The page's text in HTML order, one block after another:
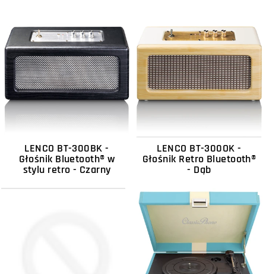
LENCO BT-300BK -
Głośnik Bluetooth® w
stylu retro - Czarny
LENCO BT-300OK -
Głośnik Retro Bluetooth®
- Dąb